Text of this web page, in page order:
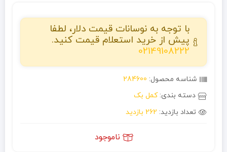
با توجه به نوسانات قیمت دلار، لطفا
پیش از خرید استعلام قیمت کنید.
02149108222
شناسه محصول: 284600
دسته بندی:کمل بک
تعداد بازدید: 262 بازدید
ناموجود